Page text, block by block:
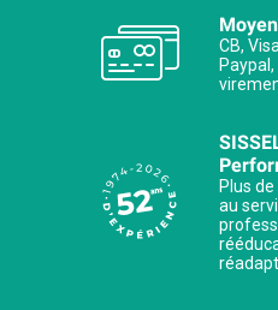
CB,
Plus
au